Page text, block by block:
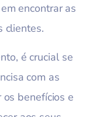
encontrar as
clientes.
é crucial se
com as
benefícios e